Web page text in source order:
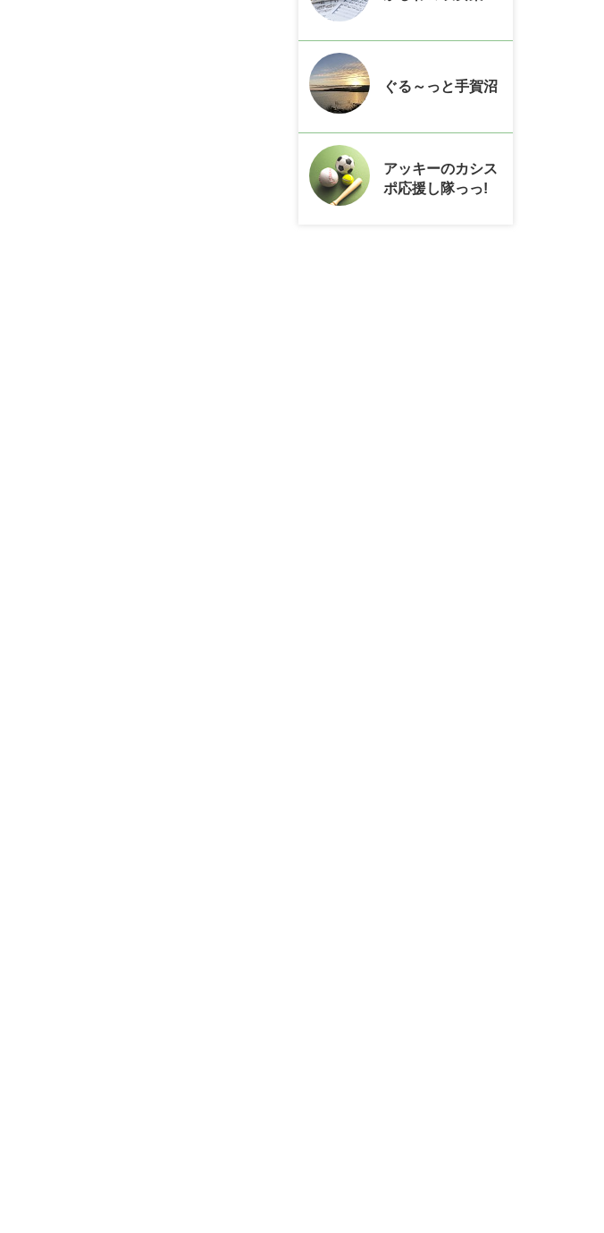
ぐる～っと手賀沼
アッキーのカシス
ポ応援し隊っっ!